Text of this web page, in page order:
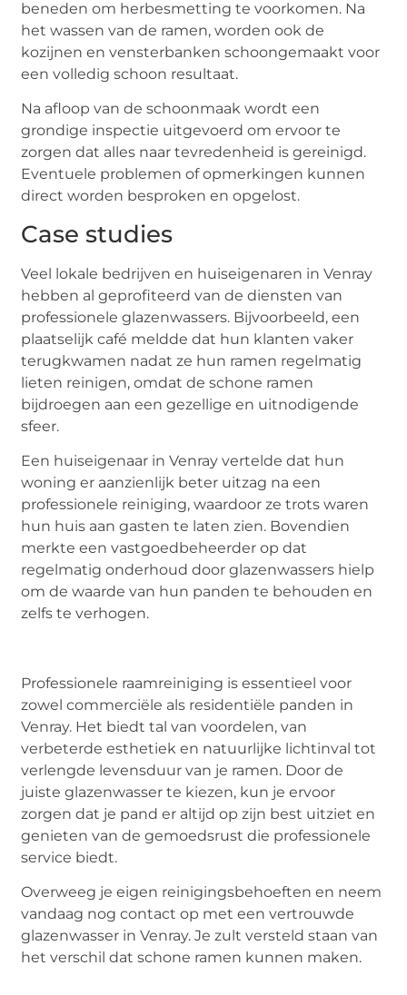
beneden om herbesmetting te voorkomen. Na
het wassen van de ramen, worden ook de
kozijnen en vensterbanken schoongemaakt voor
een volledig schoon resultaat.
Na afloop van de schoonmaak wordt een
grondige inspectie uitgevoerd om ervoor te
zorgen dat alles naar tevredenheid is gereinigd.
Eventuele problemen of opmerkingen kunnen
direct worden besproken en opgelost.
Case studies
Veel lokale bedrijven en huiseigenaren in Venray
hebben al geprofiteerd van de diensten van
professionele glazenwassers. Bijvoorbeeld, een
plaatselijk café meldde dat hun klanten vaker
terugkwamen nadat ze hun ramen regelmatig
lieten reinigen, omdat de schone ramen
bijdroegen aan een gezellige en uitnodigende
sfeer.
Een huiseigenaar in Venray vertelde dat hun
woning er aanzienlijk beter uitzag na een
professionele reiniging, waardoor ze trots waren
hun huis aan gasten te laten zien. Bovendien
merkte een vastgoedbeheerder op dat
regelmatig onderhoud door glazenwassers hielp
om de waarde van hun panden te behouden en
zelfs te verhogen.
Professionele raamreiniging is essentieel voor
zowel commerciële als residentiële panden in
Venray. Het biedt tal van voordelen, van
verbeterde esthetiek en natuurlijke lichtinval tot
verlengde levensduur van je ramen. Door de
juiste glazenwasser te kiezen, kun je ervoor
zorgen dat je pand er altijd op zijn best uitziet en
genieten van de gemoedsrust die professionele
service biedt.
Overweeg je eigen reinigingsbehoeften en neem
vandaag nog contact op met een vertrouwde
glazenwasser in Venray. Je zult versteld staan van
het verschil dat schone ramen kunnen maken.